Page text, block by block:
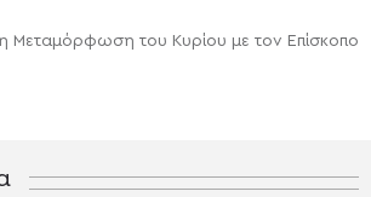
Μεταμόρφωση του Κυρίου με τον Επίσκοπο